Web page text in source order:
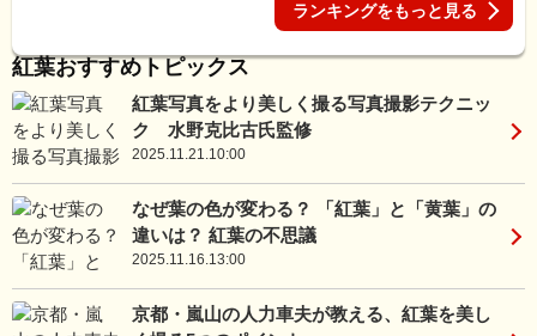
ランキングをもっと見る
紅葉おすすめトピックス
紅葉写真をより美しく撮る写真撮影テクニッ
ク 水野克比古氏監修
2025.11.21.10:00
なぜ葉の色が変わる？ 「紅葉」と「黄葉」の
違いは？ 紅葉の不思議
2025.11.16.13:00
京都・嵐山の人力車夫が教える、紅葉を美し